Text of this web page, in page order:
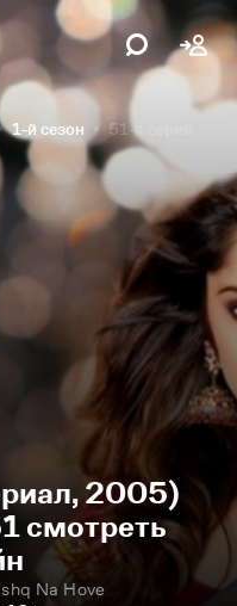
1-й сезон 51-я серия
2005)
смотреть
Na Hove